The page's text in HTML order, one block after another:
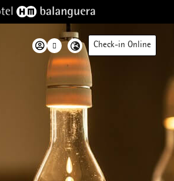
Check-in Online